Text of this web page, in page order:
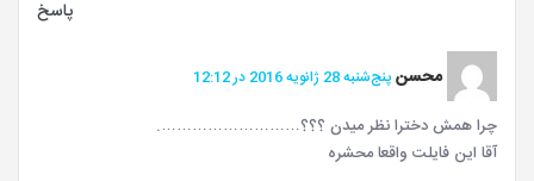
پاسخ
محسن پنج‌شنبه 28 ژانویه 2016 در 12:12
چرا همش دخترا نظر میدن ؟؟؟……………………….
آقا این فایلت واقعا محشره